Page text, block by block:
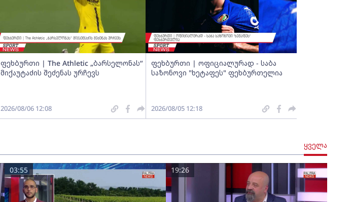
ყველა
03:55 19:26
ფეხბურთი | The Athletic „ბარსელონას“
მიქაუტაძის შეძენას ურჩევს
2026/08/06 12:08
ფეხბურთი | ოფიციალურად - საბა
საზონოვი "ხეტაფეს" ფეხბურთელია
2026/08/05 12:18